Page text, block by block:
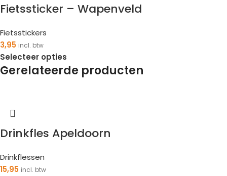
Fietssticker – Wapenveld
Fietsstickers
3,95 incl. btw
Selecteer opties
Gerelateerde producten
Drinkfles Apeldoorn
Drinkflessen
15,95 incl. btw